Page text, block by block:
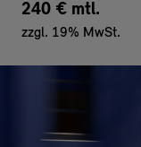
240 € mtl.
zzgl. 19% MwSt.